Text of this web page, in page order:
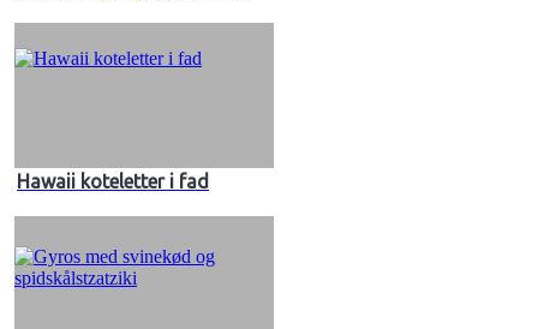
Hawaii koteletter i fad